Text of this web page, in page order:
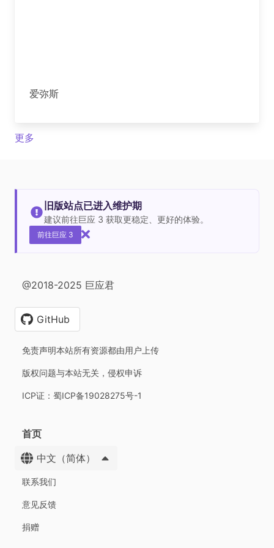
爱弥斯
更多
旧版站点已进入维护期
建议前往巨应 3 获取更稳定、更好的体验。
前往巨应 3
@2018-2025 巨应君
GitHub
免责声明本站所有资源都由用户上传
版权问题与本站无关，侵权申诉
ICP证：蜀ICP备19028275号-1
首页
中文（简体）
联系我们
意见反馈
捐赠